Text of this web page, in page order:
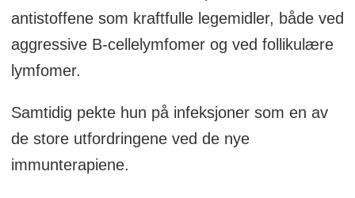
antistoffene som kraftfulle legemidler, både ved
aggressive B-cellelymfomer og ved follikulære
lymfomer.
Samtidig pekte hun på infeksjoner som en av
de store utfordringene ved de nye
immunterapiene.